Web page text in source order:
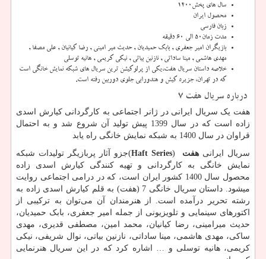
سال های پخش 1400
محصول ایران
زبانفارسی
مدت زمان 50 الی 60 دقیقه
بازیگران امیر جعفری , بابک حمیدیان , حدیث میر امینی , رضا کیانیان , علی مصفا ,
مهدی هاشمی , مینا ساداتی , نازنین بیاتی , نیکی کریمی , هانیه توسلی
خلاصه داستان سریال هفت،یکی از پرلوکیشن ترین سریال های شبکه نمایش خانگی است
که در تهران، جزیره کیش و هندورابی جلوی دوربین رفته است.
درباره سریال هفت 7
هفت یک سریال ایرانی در ژانر اجتماعی به کارگردانی کیارش اسدی
زاده است که در سال 1399 پیش تولید آن شروع شد و به احتمال
قراوان در سال 1400 به شبکه نمایش خانگی راه یابد
سریال ایرانی هفت (Haft Series)
جزو آثار پربازیگر تولیدات شبکه
نمایش خانگی به کارگردانی و تهیه کنندگی کیارش اسدی زاده
محصول سال 1400 کشور ایران است، که در درامی اجتماعی روایت
میشود. داستان سریال خانگی 7 (هفت) به قلم کیارش اسدی زاده به
رشته تحریر درآمده است. از هنرمندان آن می‌توان به ترکیبی از
اکتورهای سینمایی و تلویزیونی از جمله امیر جعفری، بابک حمیدیان،
حدیث میرامینی، رضا کیانیان، محمد امین، مصطفی قدیری، مهدی
ساکی، مهدی هاشمی، مینا ساداتی، نازنین بیاتی، نوال شریفی، نیکی
کریمی، هانیه توسلی و … اشاره کرد که در این سریال هنرنمایی